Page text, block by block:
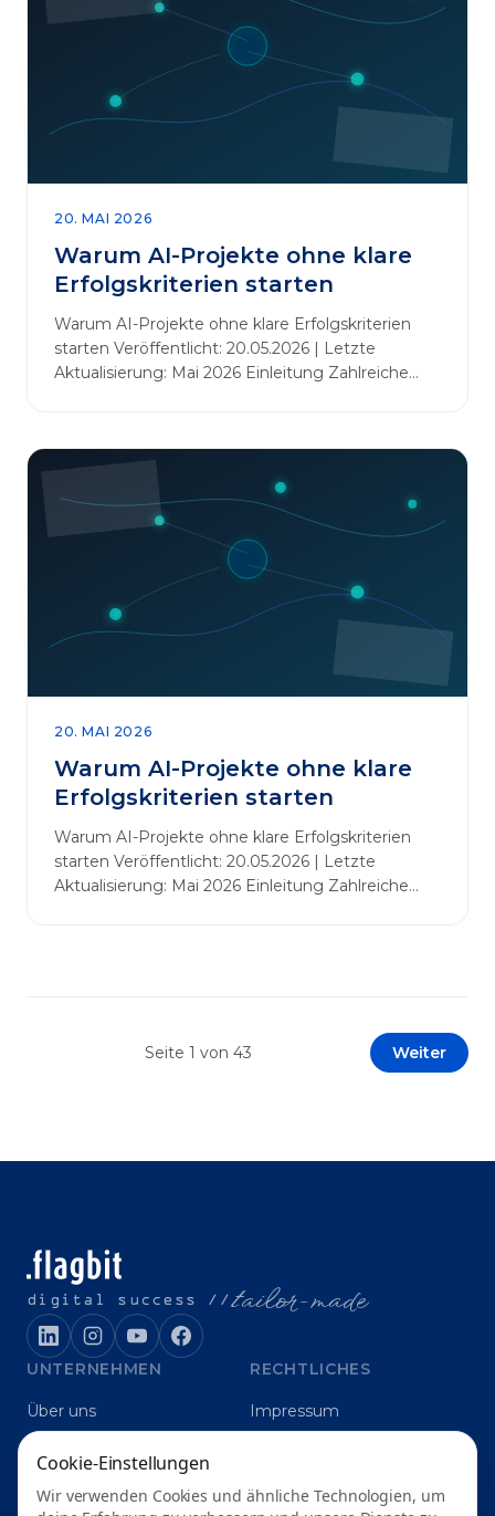
20. MAI 2026
Warum AI-Projekte ohne klare
Erfolgskriterien starten
Warum AI-Projekte ohne klare Erfolgskriterien
starten Veröffentlicht: 20.05.2026 | Letzte
Aktualisierung: Mai 2026 Einleitung Zahlreiche
automatisieren oder sich Wettbewerbsvorteile zu
verschaffen. Oftmals liegt der Fokus dabei auf
praxisnahem Handeln: Erfahrungen sammeln,
Prototypen entwickeln und interne Skepsis
abbauen. Der zentrale Begriff dieses Beitrags ist
„Erfolgskriterien für AI-Projekte“. In [&hellip;]
20. MAI 2026
Warum AI-Projekte ohne klare
Erfolgskriterien starten
Warum AI-Projekte ohne klare Erfolgskriterien
starten Veröffentlicht: 20.05.2026 | Letzte
Aktualisierung: Mai 2026 Einleitung Zahlreiche
Prototypen entwickeln und interne Skepsis
abbauen. Der zentrale Begriff dieses Beitrags ist
Seite 1 von 43 Weiter
digital success //tailor-made
UNTERNEHMEN
Über uns
RECHTLICHES
Impressum
Cookie-Einstellungen
Wir verwenden Cookies und ähnliche Technologien, um